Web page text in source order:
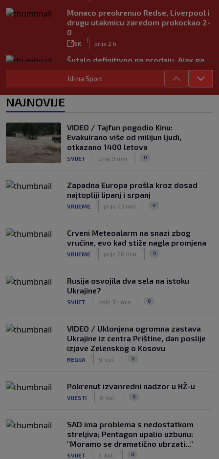
Monaco preokrenuo Redse, Liverpool i
drugu utakmicu zaredom prokockao 2-
0
SK
|
prije 2 h
Šutalo definitivno na prodaju, Ajax ga
SK
|
prije 6 h
Mourinho nakon debija velikog
SK
|
prije 7 h
Rashford je htio ostati u Barceloni, ali
vraća se u United koji će mu ipak dati
novu šansu
Idi na Sport
NAJNOVIJE
VIDEO / Tajfun pogodio Kinu:
Evakuirano više od milijun ljudi,
otkazano 1400 letova
SVIJET prije 9 min 0
Zapadna Europa prošla kroz dosad
najtopliji lipanj i srpanj
VRIJEME prije 23 min 0
Crveni Meteoalarm na snazi zbog
vrućine, evo kad stiže nagla promjena
VRIJEME prije 28 min 0
Rusija osvojila dva sela na istoku
Ukrajine?
SVIJET prije 34 min 0
VIDEO / Uklonjena ogromna zastava
Ukrajine iz centra Prištine, dan poslije
izjave Zelenskog o Kosovu
REGIJA 9. kol. 0
Pokrenut izvanredni nadzor u HŽ-u
VIJESTI 9. kol. 0
SAD ima problema s nedostatkom
streljiva; Pentagon upalio uzbunu:
"Moramo se dramatično ubrzati..."
SVIJET 9. kol. 0